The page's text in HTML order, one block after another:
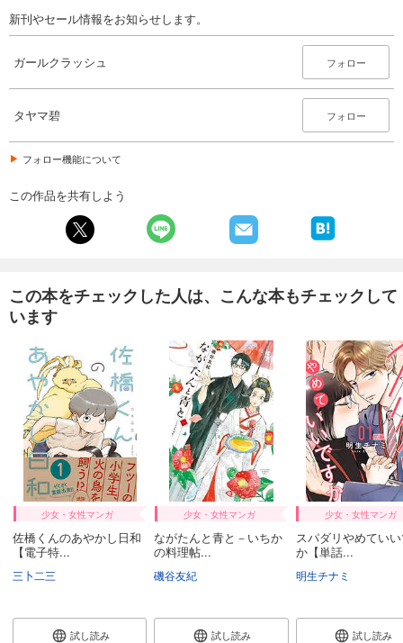
新刊やセール情報をお知らせします。
ガールクラッシュ フォロー
タヤマ碧 フォロー
フォロー機能について
この作品を共有しよう
この本をチェックした人は、こんな本もチェックして
います
少女・女性マンガ
佐橋くんのあやかし日和
【電子特...
三卜二三
試し読み
少女・女性マンガ
ながたんと青と－いちか
の料理帖...
磯谷友紀
試し読み
少女・女性マンガ
スパダリやめてい
か【単話...
明生チナミ
試し読み